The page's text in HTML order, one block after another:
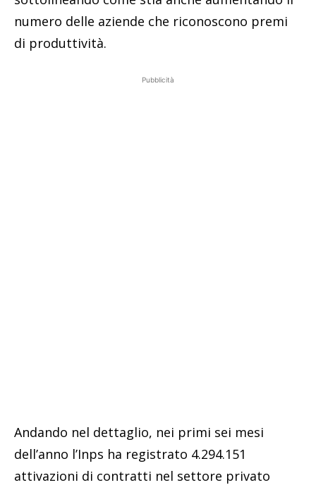
numero delle aziende che riconoscono premi
di produttività.
Pubblicità
Andando nel dettaglio, nei primi sei mesi
dell’anno l’Inps ha registrato 4.294.151
attivazioni di contratti nel settore privato